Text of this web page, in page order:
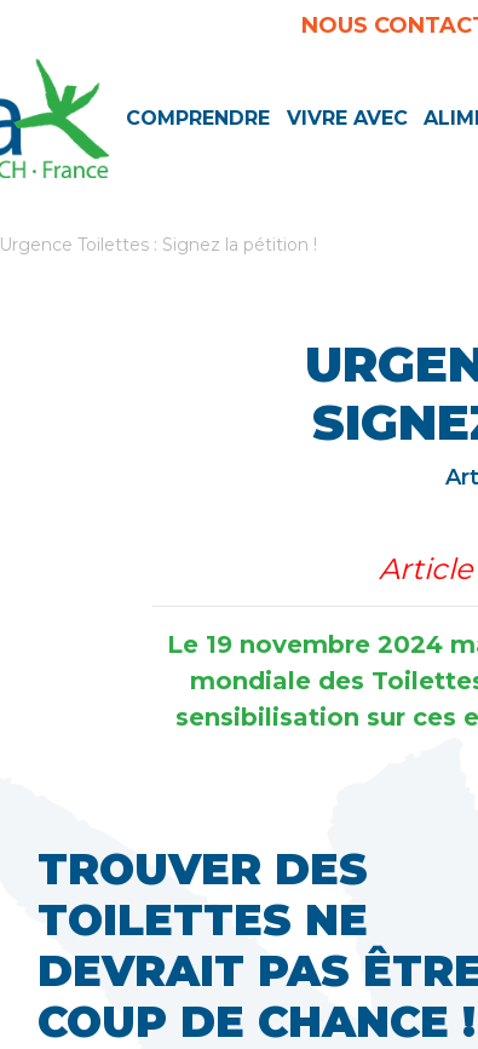
NOUS
COMPRENDRE VIVRE AVEC
Urgence Toilettes : Signez la pétition !
Article
Le 19 novembre 2024
mondiale des
sensibilisation sur ces
TROUVER DES
TOILETTES NE
DEVRAIT PAS
COUP DE CHANCE !